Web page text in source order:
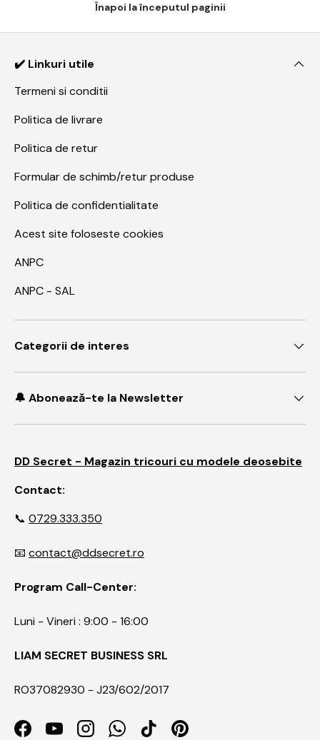
Înapoi la începutul paginii
✔️ Linkuri utile
Termeni si conditii
Politica de livrare
Politica de retur
Formular de schimb/retur produse
Politica de confidentialitate
Acest site foloseste cookies
ANPC
ANPC - SAL
Categorii de interes
🔔 Abonează-te la Newsletter
DD Secret - Magazin tricouri cu modele deosebite
Contact:
📞 0729.333.350
📧 contact@ddsecret.ro
Program Call-Center:
Luni - Vineri : 9:00 - 16:00
LIAM SECRET BUSINESS SRL
RO37082930 - J23/602/2017
FacebookYouTubeInstagramWhatsApp
TikTokPinterest